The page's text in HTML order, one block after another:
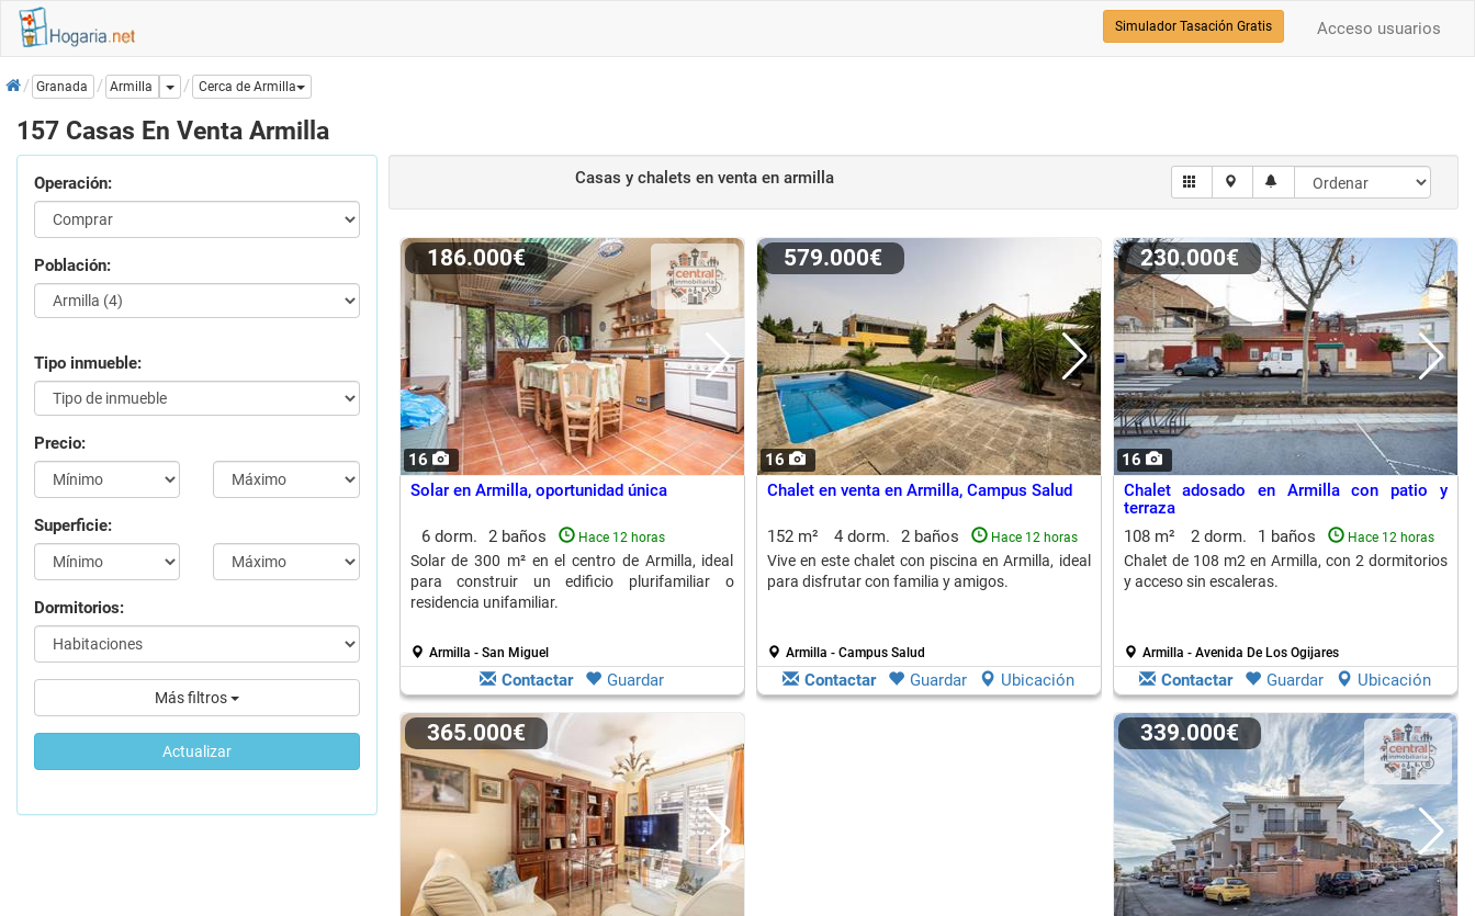
Acceso usuarios
Simulador Tasación Gratis
InicioGranada Armilla Dropdown
Cerca de Armilla
157 Casas En Venta Armilla
Operación:
Población:
Tipo inmueble:
Precio:
Superficie:
Dormitorios:
Más filtros
Actualizar
Casas y chalets en venta en armilla
16
186.000€
Solar en Armilla, oportunidad única
6 dorm. 2 baños Hace 12 horas
Solar de 300 m² en el centro de Armilla, ideal
para construir un edificio plurifamiliar o
residencia unifamiliar.
Armilla - San Miguel
Contactar Guardar
16
579.000€
Chalet en venta en Armilla, Campus Salud
152 m² 4 dorm. 2 baños Hace 12 horas
Vive en este chalet con piscina en Armilla, ideal
para disfrutar con familia y amigos.
Armilla - Campus Salud
Contactar Guardar Ubicación
16
230.000€
Chalet adosado en Armilla con patio y
terraza
108 m²
2 dorm. 1 baños Hace 12 horas
Chalet de 108 m2 en Armilla, con 2 dormitorios
y acceso sin escaleras.
Armilla - Avenida De Los Ogijares
Contactar Guardar Ubicación
365.000€ 339.000€